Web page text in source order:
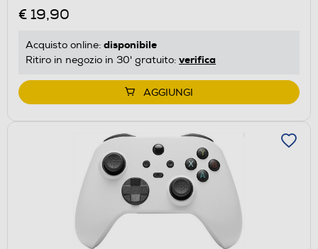
€ 19,90
Acquisto online: disponibile
Ritiro in negozio in 30' gratuito: verifica
AGGIUNGI